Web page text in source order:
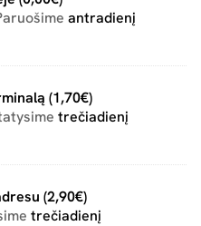
antradienį
(1,70€)
trečiadienį
(2,90€)
trečiadienį